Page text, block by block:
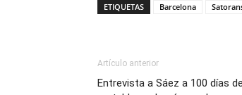
ETIQUETAS Barcelona
Artículo anterior
Entrevista a Sáez a 100 días